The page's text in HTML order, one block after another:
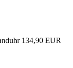
134,90 EUR